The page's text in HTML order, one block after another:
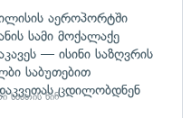
აეროპორტში
სამი მოქალაქე
— ისინი საზღვრის
საბუთებით
ცდილობდნენ
საათის წინ